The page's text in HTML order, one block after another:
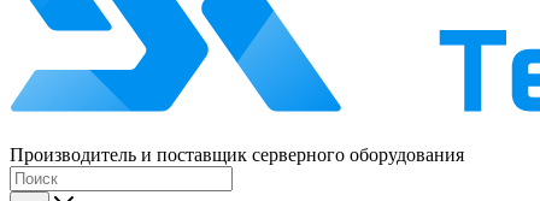
Производитель и поставщик серверного оборудования